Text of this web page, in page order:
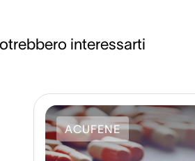
interessarti
ACUFENE